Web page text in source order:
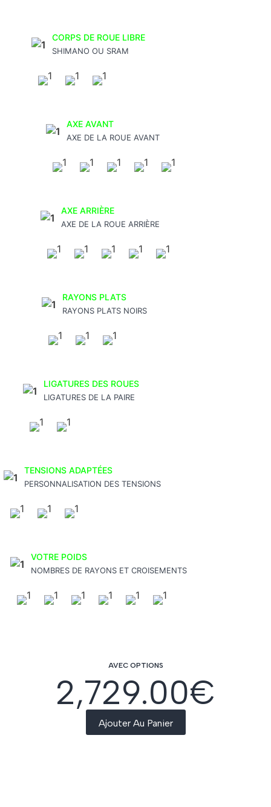
CORPS DE ROUE LIBRE
SHIMANO OU SRAM
AXE AVANT
AXE DE LA ROUE AVANT
AXE ARRIÈRE
AXE DE LA ROUE ARRIÈRE
RAYONS PLATS
RAYONS PLATS NOIRS
LIGATURES DES ROUES
LIGATURES DE LA PAIRE
TENSIONS ADAPTÉES
PERSONNALISATION DES TENSIONS
VOTRE POIDS
NOMBRES DE RAYONS ET CROISEMENTS
AVEC OPTIONS
2,729.00€
Ajouter Au Panier